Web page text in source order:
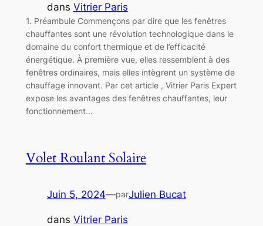
dans Vitrier Paris
1. Préambule Commençons par dire que les fenêtres
chauffantes sont une révolution technologique dans le
domaine du confort thermique et de l’efficacité
énergétique. À première vue, elles ressemblent à des
fenêtres ordinaires, mais elles intègrent un système de
chauffage innovant. Par cet article , Vitrier Paris Expert
expose les avantages des fenêtres chauffantes, leur
fonctionnement…
Volet Roulant Solaire
Juin 5, 2024—parJulien Bucat
dans Vitrier Paris